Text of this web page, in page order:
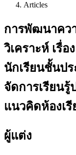
Articles
การพัฒนาคว
วิเคราะห์ เรื่
นักเรียนชั้นป
จัดการเรียน
แนวคิดห้องเ
ผู้แต่ง